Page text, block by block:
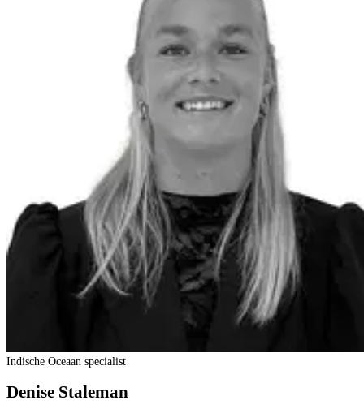
Indische Oceaan specialist
Denise Staleman